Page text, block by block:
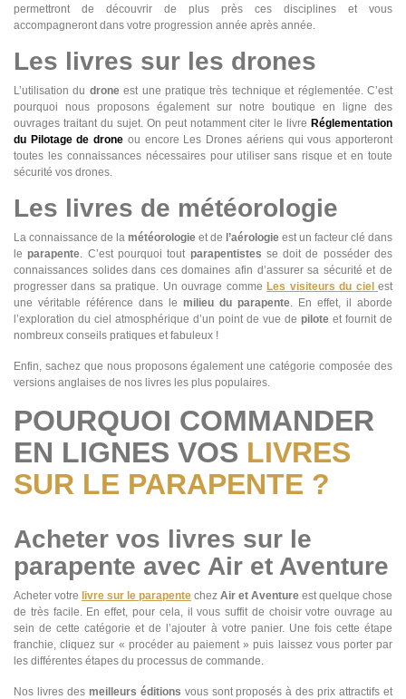
permettront de découvrir de plus près ces disciplines et vous
accompagneront dans votre progression année après année.
Les livres sur les drones
L’utilisation du droneest une pratique très technique et réglementée. C’est
pourquoi nous proposons également sur notre boutique en ligne des
ouvrages traitant du sujet. On peut notamment citer le livre Réglementation
du Pilotage de drone ou encore Les Drones aériens qui vous apporteront
toutes les connaissances nécessaires pour utiliser sans risque et en toute
sécurité vos drones.
Les livres de météorologie
La connaissance de la météorologie et de l’aérologie est un facteur clé dans
leparapente . C’est pourquoi tout parapentistes se doit de posséder des
connaissances solides dans ces domaines afin d’assurer sa sécurité et de
progresser dans sa pratique. Un ouvrage commeLes visiteurs du ciel est
une véritable référence dans le milieu du parapente . En effet, il aborde
l’exploration du ciel atmosphérique d’un point de vue de pilote et fournit de
nombreux conseils pratiques et fabuleux !
Enfin, sachez que nous proposons également une catégorie composée des
versions anglaises de nos livres les plus populaires.
POURQUOI COMMANDER
EN LIGNES VOS LIVRES
SUR LE PARAPENTE ?
Acheter vos livres sur le
parapente avec Air et Aventure
Acheter votre livre sur le parapente chez Air et Aventure est quelque chose
de très facile. En effet, pour cela, il vous suffit de choisir votre ouvrage au
sein de cette catégorie et de l’ajouter à votre panier. Une fois cette étape
franchie, cliquez sur « procéder au paiement » puis laissez vous porter par
les différentes étapes du processus de commande.
Nos livres des meilleurs éditions vous sont proposés à des prix attractifs et